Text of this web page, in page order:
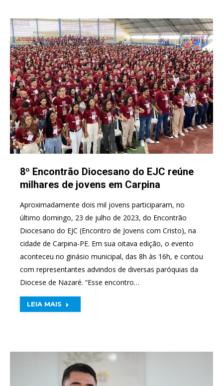
8º Encontrão Diocesano do EJC reúne
milhares de jovens em Carpina
Aproximadamente dois mil jovens participaram, no
último domingo, 23 de julho de 2023, do Encontrão
Diocesano do EJC (Encontro de Jovens com Cristo), na
cidade de Carpina-PE. Em sua oitava edição, o evento
aconteceu no ginásio municipal, das 8h às 16h, e contou
com representantes advindos de diversas paróquias da
Diocese de Nazaré. “Esse encontro…
LEIA MAIS